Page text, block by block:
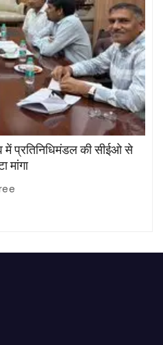
में प्रतिनिधिमंडल की सीईओ से
मांगा